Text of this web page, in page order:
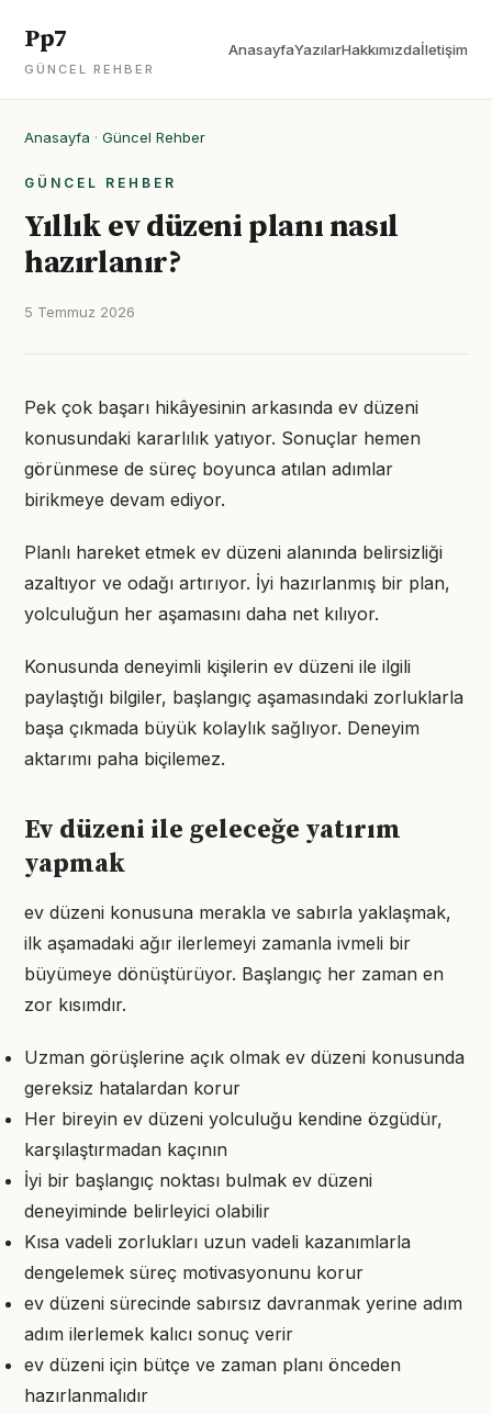
Pp7
GÜNCEL REHBER
AnasayfaYazılarHakkımızdaİletişim
Anasayfa · Güncel Rehber
GÜNCEL REHBER
Yıllık ev düzeni planı nasıl
hazırlanır?
5 Temmuz 2026
Pek çok başarı hikâyesinin arkasında ev düzeni
konusundaki kararlılık yatıyor. Sonuçlar hemen
görünmese de süreç boyunca atılan adımlar
birikmeye devam ediyor.
Planlı hareket etmek ev düzeni alanında belirsizliği
azaltıyor ve odağı artırıyor. İyi hazırlanmış bir plan,
yolculuğun her aşamasını daha net kılıyor.
Konusunda deneyimli kişilerin ev düzeni ile ilgili
paylaştığı bilgiler, başlangıç aşamasındaki zorluklarla
başa çıkmada büyük kolaylık sağlıyor. Deneyim
aktarımı paha biçilemez.
Ev düzeni ile geleceğe yatırım
yapmak
ev düzeni konusuna merakla ve sabırla yaklaşmak,
ilk aşamadaki ağır ilerlemeyi zamanla ivmeli bir
büyümeye dönüştürüyor. Başlangıç her zaman en
zor kısımdır.
Uzman görüşlerine açık olmak ev düzeni konusunda
gereksiz hatalardan korur
Her bireyin ev düzeni yolculuğu kendine özgüdür,
karşılaştırmadan kaçının
İyi bir başlangıç noktası bulmak ev düzeni
deneyiminde belirleyici olabilir
Kısa vadeli zorlukları uzun vadeli kazanımlarla
dengelemek süreç motivasyonunu korur
ev düzeni sürecinde sabırsız davranmak yerine adım
adım ilerlemek kalıcı sonuç verir
ev düzeni için bütçe ve zaman planı önceden
hazırlanmalıdır